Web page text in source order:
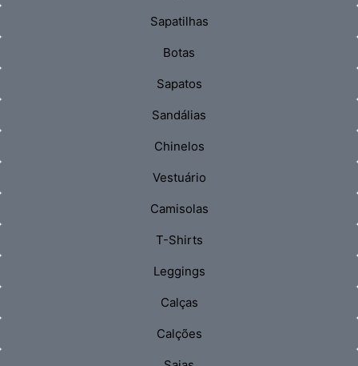
Sapatilhas
Botas
Sapatos
Sandálias
Chinelos
Vestuário
Camisolas
T-Shirts
Leggings
Calças
Calções